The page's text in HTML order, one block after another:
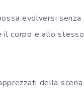
evolversi senza
il corpo e allo stesso
della scena